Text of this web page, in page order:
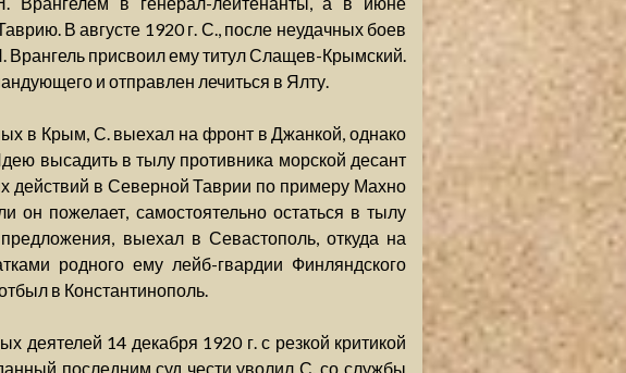
В августе 1920 г. С., после неудачных боев
Врангель присвоил ему титул Слащев-Крымский.
и отправлен лечиться в Ялту.
в Крым, С. выехал на фронт в Джанкой, однако
высадить в тылу противника морской десант
действий в Северной Таврии по примеру Махно
он пожелает, самостоятельно остаться в тылу
выехал в Севастополь, откуда на
родного ему лейб-гвардии Финляндского
в Константинополь.
деятелей 14 декабря 1920 г. с резкой критикой
последним суд чести уволил С. со службы